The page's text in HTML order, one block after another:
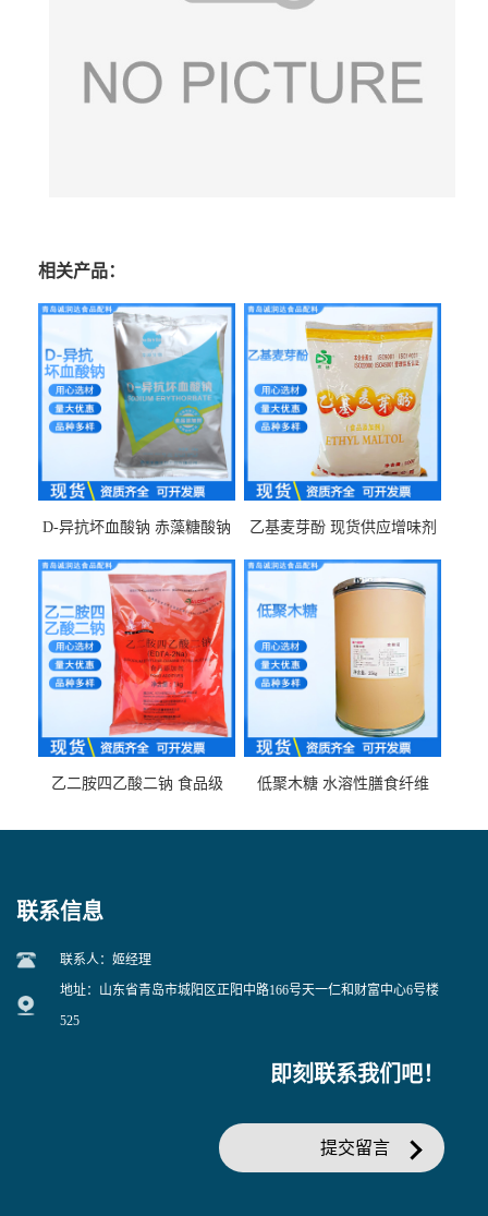
相关产品：
D-异抗坏血酸钠 赤藻糖酸钠
乙基麦芽酚 现货供应增味剂
乙二胺四乙酸二钠 食品级
低聚木糖 水溶性膳食纤维
联系信息
联系人：姬经理
地址：山东省青岛市城阳区正阳中路166号天一仁和财富中心6号楼
525
即刻联系我们吧！
提交留言